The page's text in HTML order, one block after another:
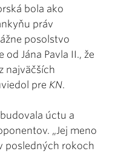
bola ako
práv
posolstvo
Jána Pavla II., že
najväčších
pre KN.
úctu a
„Jej meno
posledných rokoch